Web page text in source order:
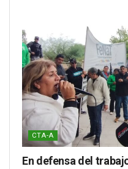
CTA-A
En defensa del